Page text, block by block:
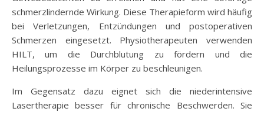
schmerzlindernde Wirkung. Diese Therapieform wird häufig
bei Verletzungen, Entzündungen und postoperativen
Schmerzen eingesetzt. Physiotherapeuten verwenden
HILT, um die Durchblutung zu fördern und die
Heilungsprozesse im Körper zu beschleunigen.
Im Gegensatz dazu eignet sich die niederintensive
Lasertherapie besser für chronische Beschwerden. Sie